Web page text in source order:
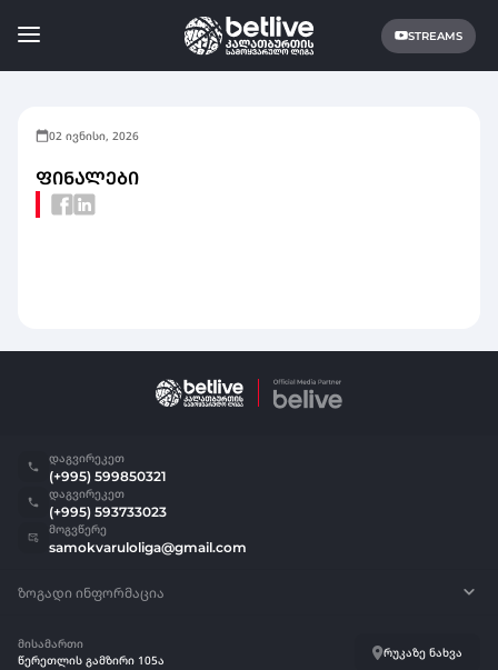
STREAMS
02 ივნისი, 2026
ᲤᲘᲜᲐᲚᲔᲑᲘ
ზოგადი ინფორმაცია
დაგვირეკეთ
(+995) 599850321
დაგვირეკეთ
(+995) 593733023
მოგვწერე
samokvaruloliga@gmail.com
მისამართი
წერეთლის გამზირი 105ა
რუკაზე ნახვა